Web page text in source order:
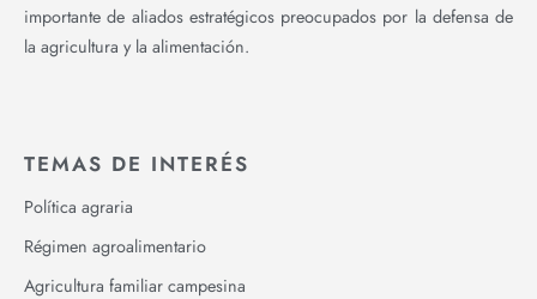
importante de aliados estratégicos preocupados por la defensa de
la agricultura y la alimentación.
TEMAS DE INTERÉS
Política agraria
Régimen agroalimentario
Agricultura familiar campesina